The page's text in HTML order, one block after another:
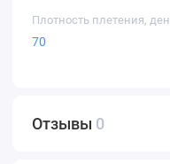
Плотность плетения, ден
70
Отзывы 0